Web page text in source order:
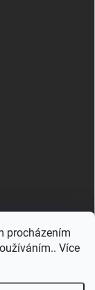
procházením
Více